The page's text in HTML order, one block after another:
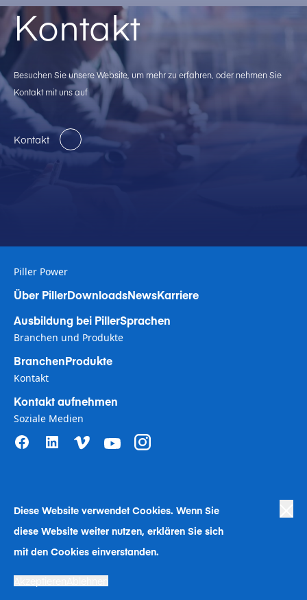
Diese Website verwendet Cookies. Wenn Sie
diese Website weiter nutzen, erklären Sie sich
mit den Cookies einverstanden.
Kontakt
Besuchen Sie unsere Website, um mehr zu erfahren, oder nehmen Sie
Kontakt mit uns auf
Kontakt
Piller Power
Über PillerDownloadsNewsKarriere
Ausbildung bei PillerSprachen
Branchen und Produkte
BranchenProdukte
Kontakt
Kontakt aufnehmen
Soziale Medien
Human Rights in Business Policy | Cookie Richtlinen
Human Rights Company Statement
A Langley Holdings Company © Langley Holdings plc 2023 | All Rights